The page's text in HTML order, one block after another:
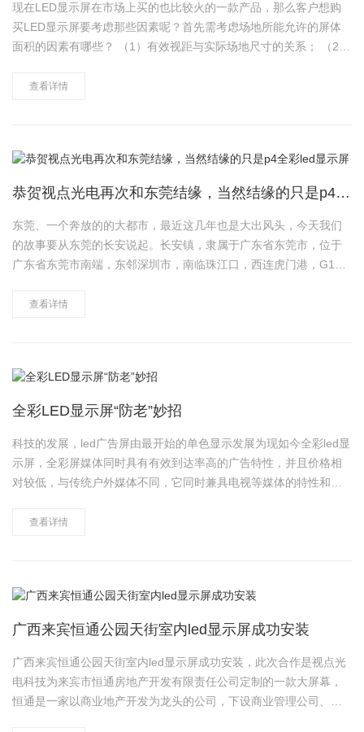
现在LED显示屏在市场上买的也比较火的一款产品，那么客户想购
买LED显示屏要考虑那些因素呢？首先需考虑场地所能允许的屏体
面积的因素有哪些？ （1）有效视距与实际场地尺寸的关系； （2）
作空间； （5）屏体倾角对距离的影响。需要的什么样的播放效
查看详情
恭贺视点光电再次和东莞结缘，当然结缘的只是p4全彩led显示屏
东莞、一个奔放的的大都市，最近这几年也是大出风头，今天我们
的故事要从东莞的长安说起。长安镇，隶属于广东省东莞市，位于
广东省东莞市南端，东邻深圳市，南临珠江口，西连虎门港，G107
全镇。就是这个地方和视点光电结缘，相信鑫品牌p4全彩led显示屏
查看详情
全彩LED显示屏“防老”妙招
科技的发展，led广告屏由最开始的单色显示发展为现如今全彩led显
示屏，全彩屏媒体同时具有有效到达率高的广告特性，并且价格相
对较低，与传统户外媒体不同，它同时兼具电视等媒体的特性和优
空间，可以满足个性化需求，具有数字时代的传播概念，是一种独
查看详情
广西来宾恒通公园天街室内led显示屏成功安装
广西来宾恒通公园天街室内led显示屏成功安装，此次合作是视点光
电科技为来宾市恒通房地产开发有限责任公司定制的一款大屏幕，
恒通是一家以商业地产开发为龙头的公司，下设商业管理公司、建